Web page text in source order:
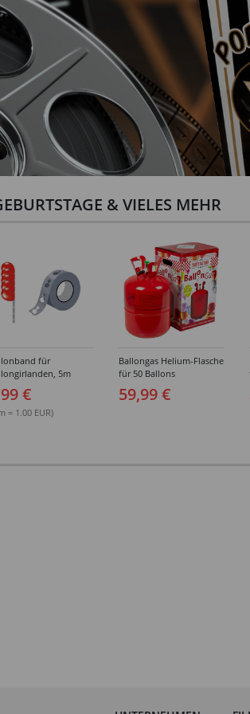
& VIELES MEHR
für
5m
Band aus PVC
€
= 1.00 EUR)
Ballongas Helium-Flasche
für 50 Ballons
59,99 €